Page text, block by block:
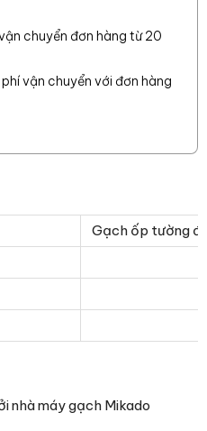
chuyển đơn hàng từ 20
vận chuyển với đơn hàng
Gạch ốp tường
nhà máy gạch Mikado